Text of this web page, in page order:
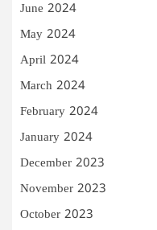
June 2024
May 2024
April 2024
March 2024
February 2024
January 2024
December 2023
November 2023
October 2023